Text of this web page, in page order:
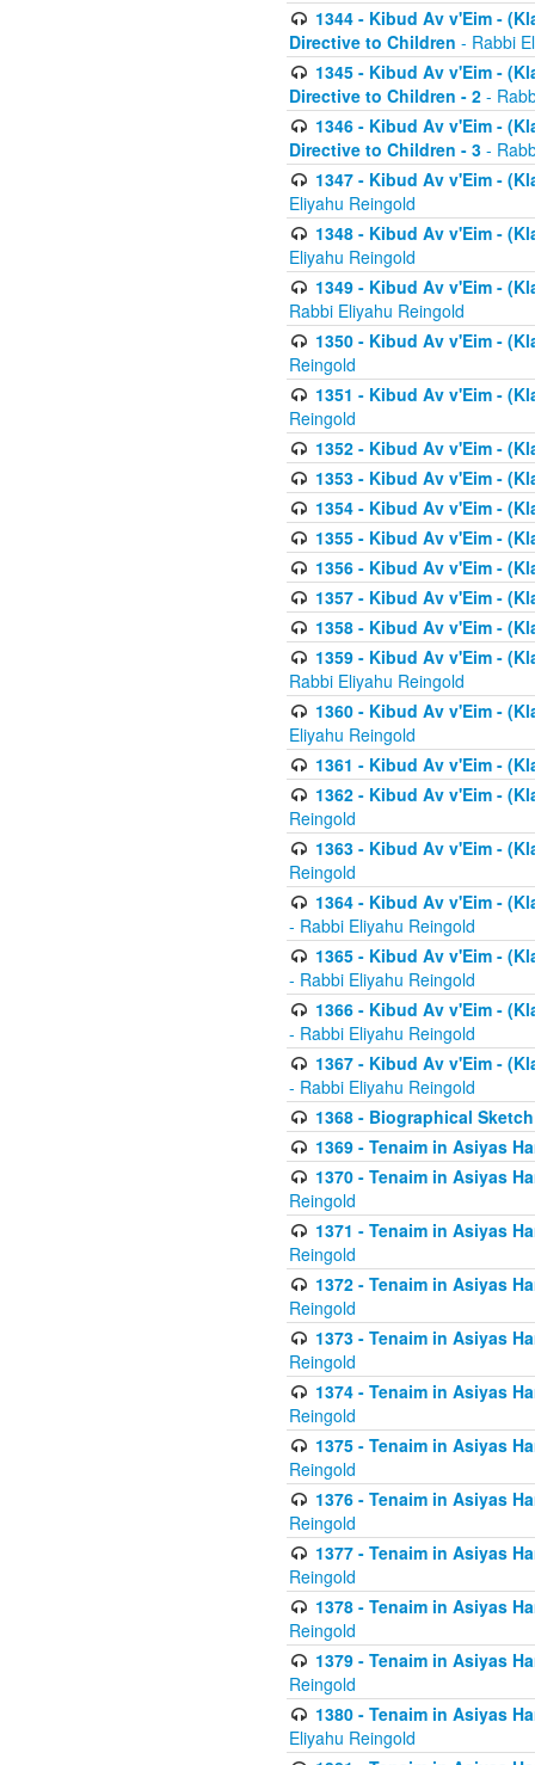
1344 - Kibud Av v'Eim -
Directive to Children - Rabbi
1345 - Kibud Av v'Eim -
Directive to Children - 2 -
1346 - Kibud Av v'Eim -
Directive to Children - 3 -
1347 - Kibud Av v'Eim -
Eliyahu Reingold
1348 - Kibud Av v'Eim -
Eliyahu Reingold
1349 - Kibud Av v'Eim -
Rabbi Eliyahu Reingold
1350 - Kibud Av v'Eim -
Reingold
1351 - Kibud Av v'Eim -
Reingold
1352 - Kibud Av v'Eim -
1353 - Kibud Av v'Eim -
1354 - Kibud Av v'Eim -
1355 - Kibud Av v'Eim -
1356 - Kibud Av v'Eim -
1357 - Kibud Av v'Eim -
1358 - Kibud Av v'Eim -
1359 - Kibud Av v'Eim -
Rabbi Eliyahu Reingold
1360 - Kibud Av v'Eim -
Eliyahu Reingold
1361 - Kibud Av v'Eim -
1362 - Kibud Av v'Eim -
Reingold
1363 - Kibud Av v'Eim -
Reingold
1364 - Kibud Av v'Eim -
- Rabbi Eliyahu Reingold
1365 - Kibud Av v'Eim -
- Rabbi Eliyahu Reingold
1366 - Kibud Av v'Eim -
- Rabbi Eliyahu Reingold
1367 - Kibud Av v'Eim -
- Rabbi Eliyahu Reingold
1368 - Biographical
1369 - Tenaim in Asiyas
1370 - Tenaim in Asiyas
Reingold
1371 - Tenaim in Asiyas
Reingold
1372 - Tenaim in Asiyas
Reingold
1373 - Tenaim in Asiyas
Reingold
1374 - Tenaim in Asiyas
Reingold
1375 - Tenaim in Asiyas
Reingold
1376 - Tenaim in Asiyas
Reingold
1377 - Tenaim in Asiyas
Reingold
1378 - Tenaim in Asiyas
Reingold
1379 - Tenaim in Asiyas
Reingold
1380 - Tenaim in Asiyas
Eliyahu Reingold